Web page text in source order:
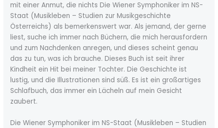
mit einer Anmut, die nichts Die Wiener Symphoniker im NS-
Staat (Musikleben – Studien zur Musikgeschichte
Österreichs) als bemerkenswert war. Als jemand, der gerne
liest, suche ich immer nach Büchern, die mich herausfordern
und zum Nachdenken anregen, und dieses scheint genau
das zu tun, was ich brauche. Dieses Buch ist seit ihrer
Kindheit ein Hit bei meiner Tochter. Die Geschichte ist
lustig, und die Illustrationen sind süß. Es ist ein großartiges
Schlafbuch, das immer ein Lächeln auf mein Gesicht
zaubert.
Die Wiener Symphoniker im NS-Staat (Musikleben – Studien